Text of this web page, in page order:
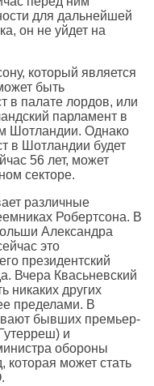
для дальнейшей
он не уйдет на
который является
быть
в палате лордов, или
парламент в
Шотландии. Однако
в Шотландии будет
56 лет, может
секторе.
различные
Робертсона. В
Александра
это
президентский
Вчера Квасьневский
никаких других
пределами. В
бывших премьер-
и
обороны
которая может стать